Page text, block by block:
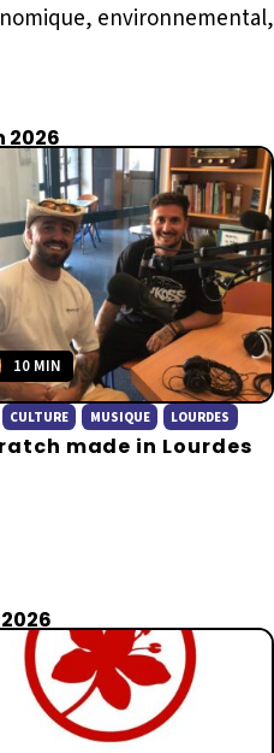
environnemental,
2026
10 MIN
CULTURE MUSIQUE LOURDES
made in Lourdes